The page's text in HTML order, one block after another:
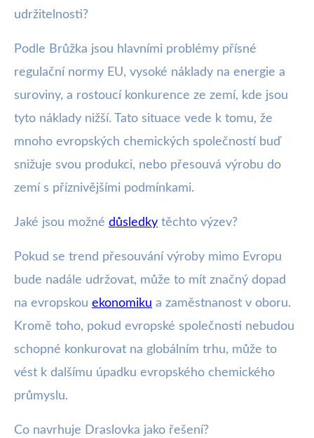
udržitelnosti?
Podle Brůžka jsou hlavními problémy přísné
regulační normy EU, vysoké náklady na energie a
suroviny, a rostoucí konkurence ze zemí, kde jsou
tyto náklady nižší. Tato situace vede k tomu, že
mnoho evropských chemických společností buď
snižuje svou produkci, nebo přesouvá výrobu do
zemí s příznivějšími podmínkami.
Jaké jsou možné důsledky těchto výzev?
Pokud se trend přesouvání výroby mimo Evropu
bude nadále udržovat, může to mít značný dopad
na evropskou ekonomiku a zaměstnanost v oboru.
Kromě toho, pokud evropské společnosti nebudou
schopné konkurovat na globálním trhu, může to
vést k dalšímu úpadku evropského chemického
průmyslu.
Co navrhuje Draslovka jako řešení?